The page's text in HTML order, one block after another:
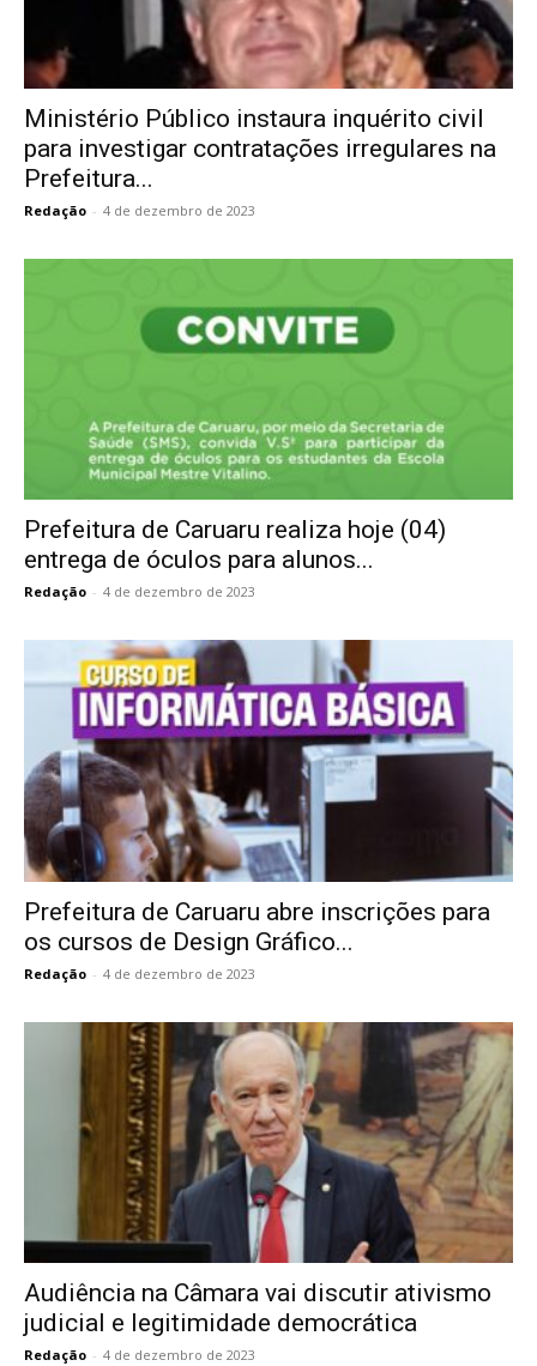
Ministério Público instaura inquérito civil
para investigar contratações irregulares na
Prefeitura...
Redação - 4 de dezembro de 2023
Prefeitura de Caruaru realiza hoje (04)
entrega de óculos para alunos...
Redação - 4 de dezembro de 2023
Prefeitura de Caruaru abre inscrições para
os cursos de Design Gráfico...
Redação - 4 de dezembro de 2023
Audiência na Câmara vai discutir ativismo
judicial e legitimidade democrática
Redação - 4 de dezembro de 2023